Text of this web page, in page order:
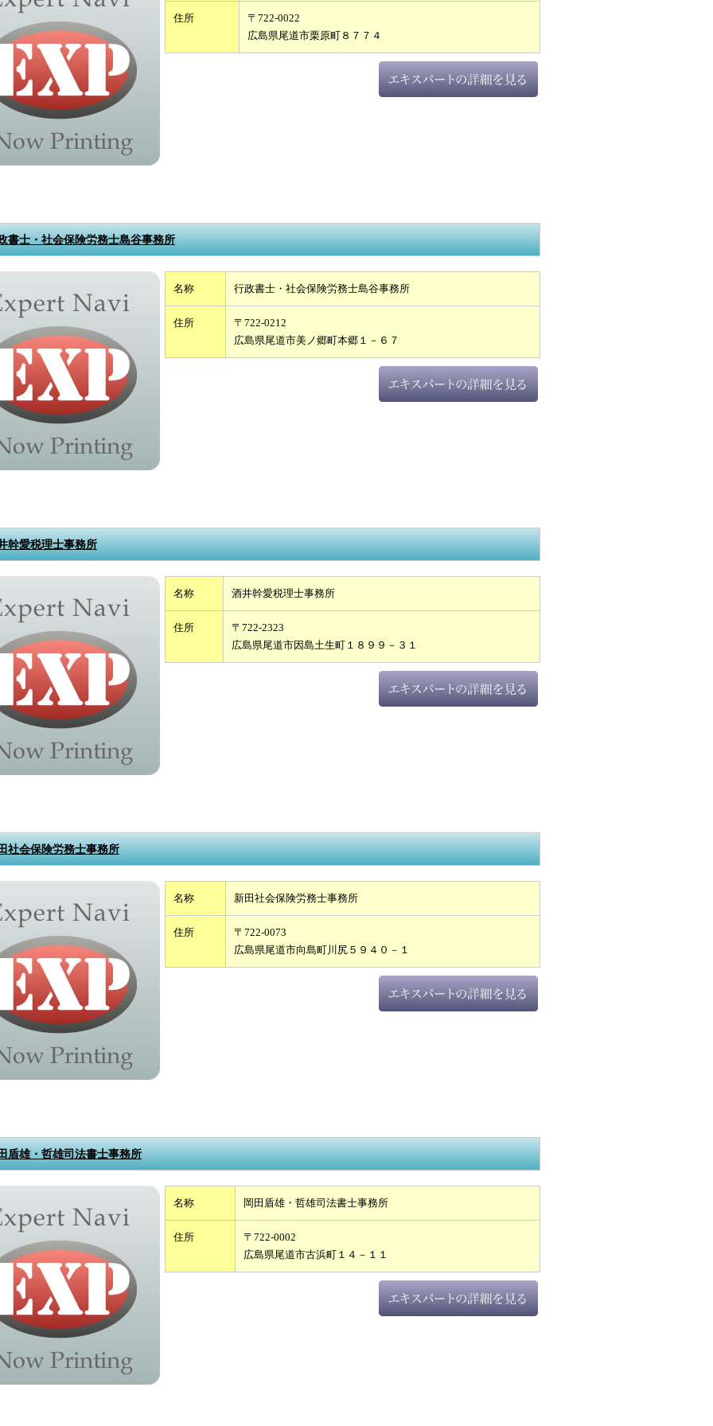
住所
〒722-0022
広島県尾道市栗原町８７７４
書士・社会保険労務士島谷事務所
名称 行政書士・社会保険労務士島谷事務所
住所
〒722-0212
広島県尾道市美ノ郷町本郷１－６７
幹愛税理士事務所
名称 酒井幹愛税理士事務所
住所
〒722-2323
広島県尾道市因島土生町１８９９－３１
社会保険労務士事務所
名称 新田社会保険労務士事務所
住所
〒722-0073
広島県尾道市向島町川尻５９４０－１
盾雄・哲雄司法書士事務所
名称 岡田盾雄・哲雄司法書士事務所
住所
〒722-0002
広島県尾道市古浜町１４－１１